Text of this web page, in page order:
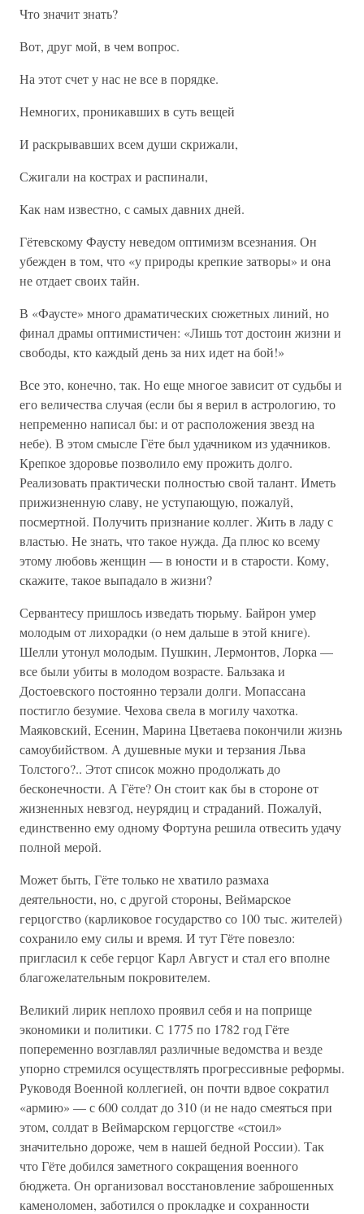
Что значит знать?
Вот, друг мой, в чем вопрос.
На этот счет у нас не все в порядке.
Немногих, проникавших в суть вещей
И раскрывавших всем души скрижали,
Сжигали на кострах и распинали,
Как нам известно, с самых давних дней.
Гётевскому Фаусту неведом оптимизм всезнания. Он
убежден в том, что «у природы крепкие затворы» и она
не отдает своих тайн.
В «Фаусте» много драматических сюжетных линий, но
финал драмы оптимистичен: «Лишь тот достоин жизни и
свободы, кто каждый день за них идет на бой!»
Все это, конечно, так. Но еще многое зависит от судьбы и
его величества случая (если бы я верил в астрологию, то
непременно написал бы: и от расположения звезд на
небе). В этом смысле Гёте был удачником из удачников.
Крепкое здоровье позволило ему прожить долго.
Реализовать практически полностью свой талант. Иметь
прижизненную славу, не уступающую, пожалуй,
посмертной. Получить признание коллег. Жить в ладу с
властью. Не знать, что такое нужда. Да плюс ко всему
этому любовь женщин — в юности и в старости. Кому,
скажите, такое выпадало в жизни?
Сервантесу пришлось изведать тюрьму. Байрон умер
молодым от лихорадки (о нем дальше в этой книге).
Шелли утонул молодым. Пушкин, Лермонтов, Лорка —
все были убиты в молодом возрасте. Бальзака и
Достоевского постоянно терзали долги. Мопассана
постигло безумие. Чехова свела в могилу чахотка.
Маяковский, Есенин, Марина Цветаева покончили жизнь
самоубийством. А душевные муки и терзания Льва
Толстого?.. Этот список можно продолжать до
бесконечности. А Гёте? Он стоит как бы в стороне от
жизненных невзгод, неурядиц и страданий. Пожалуй,
единственно ему одному Фортуна решила отвесить удачу
полной мерой.
Может быть, Гёте только не хватило размаха
деятельности, но, с другой стороны, Веймарское
герцогство (карликовое государство со 100 тыс. жителей)
сохранило ему силы и время. И тут Гёте повезло:
пригласил к себе герцог Карл Август и стал его вполне
благожелательным покровителем.
Великий лирик неплохо проявил себя и на поприще
экономики и политики. С 1775 по 1782 год Гёте
попеременно возглавлял различные ведомства и везде
упорно стремился осуществлять прогрессивные реформы.
Руководя Военной коллегией, он почти вдвое сократил
«армию» — с 600 солдат до 310 (и не надо смеяться при
этом, солдат в Веймарском герцогстве «стоил»
значительно дороже, чем в нашей бедной России). Так
что Гёте добился заметного сокращения военного
бюджета. Он организовал восстановление заброшенных
каменоломен, заботился о прокладке и сохранности